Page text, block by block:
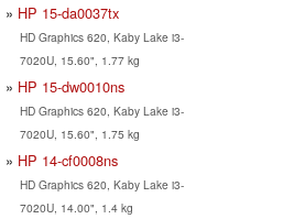
HP 15-da0037tx
HD Graphics 620, Kaby Lake i3-
7020U, 15.60", 1.77 kg
HP 15-dw0010ns
HD Graphics 620, Kaby Lake i3-
7020U, 15.60", 1.75 kg
HP 14-cf0008ns
HD Graphics 620, Kaby Lake i3-
7020U, 14.00", 1.4 kg